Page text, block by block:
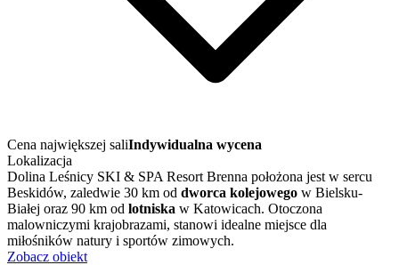
Cena największej saliIndywidualna wycena
Lokalizacja
Dolina Leśnicy SKI & SPA Resort Brenna położona jest w sercu
Beskidów, zaledwie 30 km od dworca kolejowego w Bielsku-
Białej oraz 90 km od lotniska w Katowicach. Otoczona
malowniczymi krajobrazami, stanowi idealne miejsce dla
miłośników natury i sportów zimowych.
Zobacz obiekt